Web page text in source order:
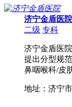
济宁金盾医院
二级 专科
济宁金盾医
提出分型规
鼻咽喉科/皮
地址：济宁